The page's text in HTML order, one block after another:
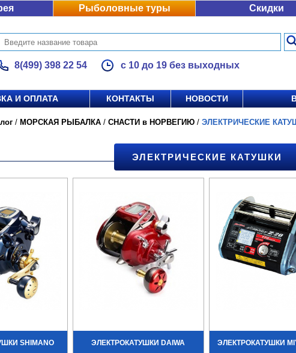
Рыболовные туры Скидки
8(499) 398 22 54 с 10 до 19 без выходных
И ОПЛАТА КОНТАКТЫ НОВОСТИ
/ МОРСКАЯ РЫБАЛКА / СНАСТИ в НОРВЕГИЮ / ЭЛЕКТРИЧЕСКИЕ
ЭЛЕКТРИЧЕСКИЕ КАТУШКИ
SHIMANO ЭЛЕКТРОКАТУШКИ DAIWA ЭЛЕКТРОКАТУШКИ